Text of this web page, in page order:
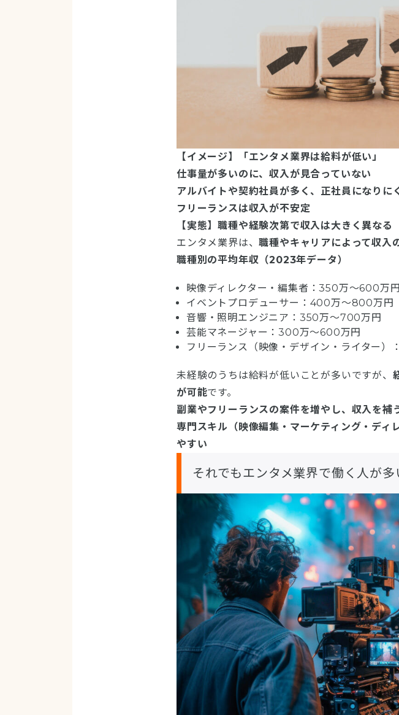
【イメージ】「エンタメ業界は給料が低い」
仕事量が多いのに、収入が見合っていない
アルバイトや契約社員が多く、正社員になりに
フリーランスは収入が不安定
【実態】職種や経験次第で収入は大きく異なる
エンタメ業界は、職種やキャリアによって収入
職種別の平均年収（2023年データ）
映像ディレクター・編集者：350万～600万円
イベントプロデューサー：400万～800万円
音響・照明エンジニア：350万～700万円
芸能マネージャー：300万～600万円
フリーランス（映像・デザイン・ライター）
未経験のうちは給料が低いことが多いですが、
が可能です。
副業やフリーランスの案件を増やし、収入を補
専門スキル（映像編集・マーケティング・ディ
やすい
それでもエンタメ業界で働く人が多